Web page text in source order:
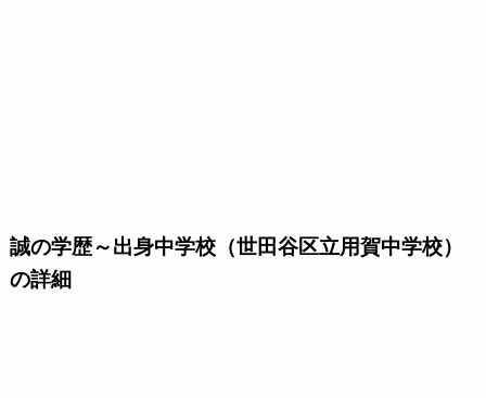
誠の学歴～出身中学校（世田谷区立用賀中学校）
の詳細